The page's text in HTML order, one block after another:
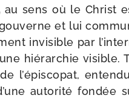
au sens où le Christ
et lui
invi­sible par
hié­rar­chie
l’épiscopat,
auto­ri­té fon­dée